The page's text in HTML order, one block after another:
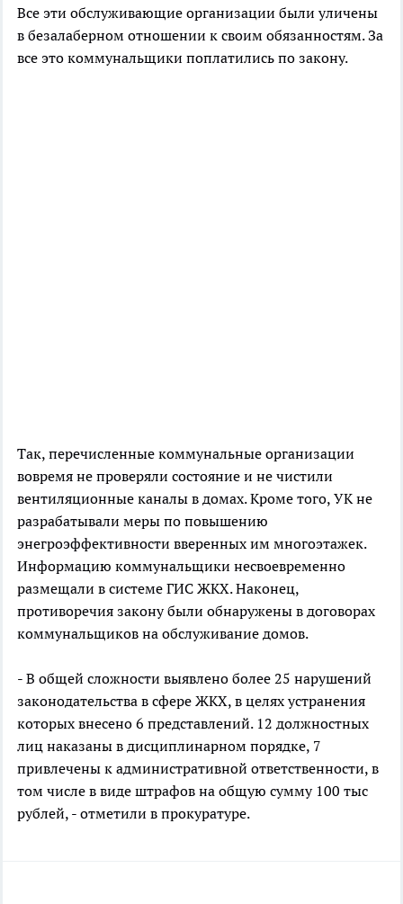
Все эти обслуживающие организации были уличены
в безалаберном отношении к своим обязанностям. За
все это коммунальщики поплатились по закону.
Так, перечисленные коммунальные организации
вовремя не проверяли состояние и не чистили
вентиляционные каналы в домах. Кроме того, УК не
разрабатывали меры по повышению
энегроэффективности вверенных им многоэтажек.
Информацию коммунальщики несвоевременно
размещали в системе ГИС ЖКХ. Наконец,
противоречия закону были обнаружены в договорах
коммунальщиков на обслуживание домов.
- В общей сложности выявлено более 25 нарушений
законодательства в сфере ЖКХ, в целях устранения
которых внесено 6 представлений. 12 должностных
лиц наказаны в дисциплинарном порядке, 7
привлечены к административной ответственности, в
том числе в виде штрафов на общую сумму 100 тыс
рублей, - отметили в прокуратуре.